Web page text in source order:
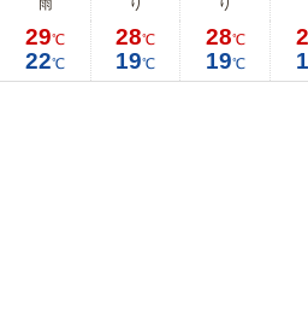
雨
り
り
29℃
22℃
28℃
19℃
28℃
19℃